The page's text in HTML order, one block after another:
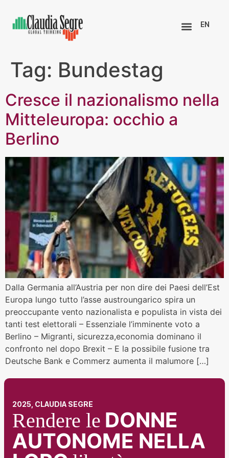
EN
Tag: Bundestag
Cresce il nazionalismo nella
Mitteleuropa: occhio a
Berlino
Dalla Germania all’Austria per non dire dei Paesi dell’Est
Europa lungo tutto l’asse austroungarico spira un
preoccupante vento nazionalista e populista in vista dei
tanti test elettorali – Essenziale l’imminente voto a
Berlino – Migranti, sicurezza,economia dominano il
confronto nel dopo Brexit – E la possibile fusione tra
Deutsche Bank e Commerz aumenta il malumore […]
2025, CLAUDIA SEGRE
Rendere le DONNE
AUTONOME NELLA